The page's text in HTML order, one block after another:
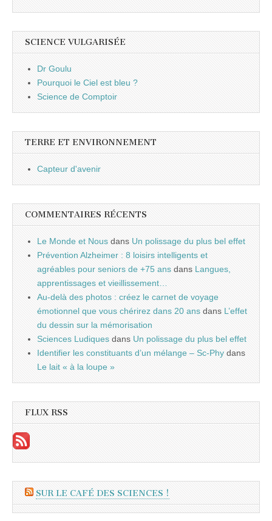
SCIENCE VULGARISÉE
Dr Goulu
Pourquoi le Ciel est bleu ?
Science de Comptoir
TERRE ET ENVIRONNEMENT
Capteur d'avenir
COMMENTAIRES RÉCENTS
Le Monde et Nous dans Un polissage du plus bel effet
Prévention Alzheimer : 8 loisirs intelligents et
agréables pour seniors de +75 ans dans Langues,
apprentissages et vieillissement…
Au-delà des photos : créez le carnet de voyage
émotionnel que vous chérirez dans 20 ans dans L’effet
du dessin sur la mémorisation
Sciences Ludiques dans Un polissage du plus bel effet
Identifier les constituants d’un mélange – Sc-Phy dans
Le lait « à la loupe »
FLUX RSS
SUR LE CAFÉ DES SCIENCES !